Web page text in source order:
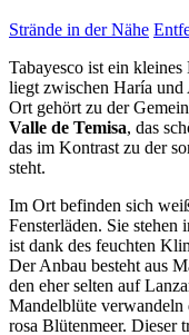
Strände in der Nähe
Tabayesco ist ein
liegt zwischen Haría und
Ort gehört zu der
Valle de Temisa, das
das im Kontrast zu der
steht.
Im Ort befinden sich
Fensterläden. Sie stehen
ist dank des feuchten
Der Anbau besteht aus
den eher selten auf
Mandelblüte verwandeln
rosa Blütenmeer. Dieser